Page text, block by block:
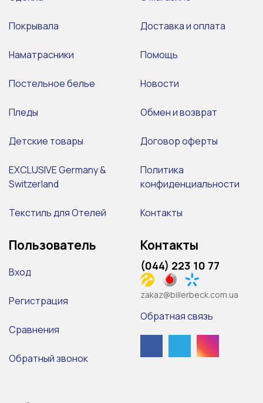
Покрывала
Наматрасники
Постельное белье
Пледы
Детские товары
EXCLUSIVE Germany &
Switzerland
Текстиль для Отелей
Доставка и оплата
Помощь
Новости
Обмен и возврат
Договор оферты
Политика
конфиденциальности
Контакты
Пользователь
Вход
Регистрация
Сравнения
Обратный звонок
Контакты
(044) 223 10 77
zakaz@billerbeck.com.ua
Обратная связь